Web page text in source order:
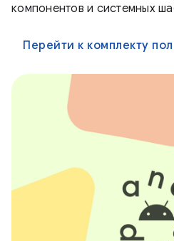
компонентов и системных